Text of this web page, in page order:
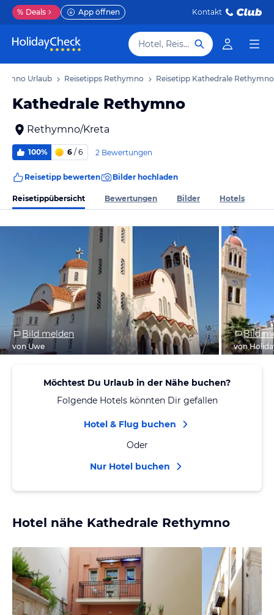
% Deals App öffnen Kontakt
Hotel, Reiseziel
Urlaub Reisetipps Rethymno Reisetipp Kathedrale Rethymno
Kathedrale Rethymno
Rethymno/Kreta
100% 6 / 6 2 Bewertungen
Reisetipp bewerten Bilder hochladen
Reisetippübersicht Bewertungen Bilder Hotels
Bild melden
von Uwe
Bild
von
Möchtest Du Urlaub in der Nähe buchen?
Folgende Hotels könnten Dir gefallen
Hotel & Flug buchen
Oder
Nur Hotel buchen
Hotel nähe Kathedrale Rethymno